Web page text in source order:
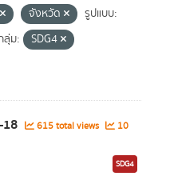
จังหวัด
รูปแบบ:
ลุ่ม:
SDG4
615 total views
10
SDG4